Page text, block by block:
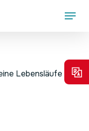
Menu
Lebensläufe zu